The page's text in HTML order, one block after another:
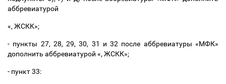
аббревиатурой
«, ЖСКК»;
- пункты 27, 28, 29, 30, 31 и 32 после аббревиатуры «МФК»
дополнить аббревиатурой «, ЖСКК»;
- пункт 33: